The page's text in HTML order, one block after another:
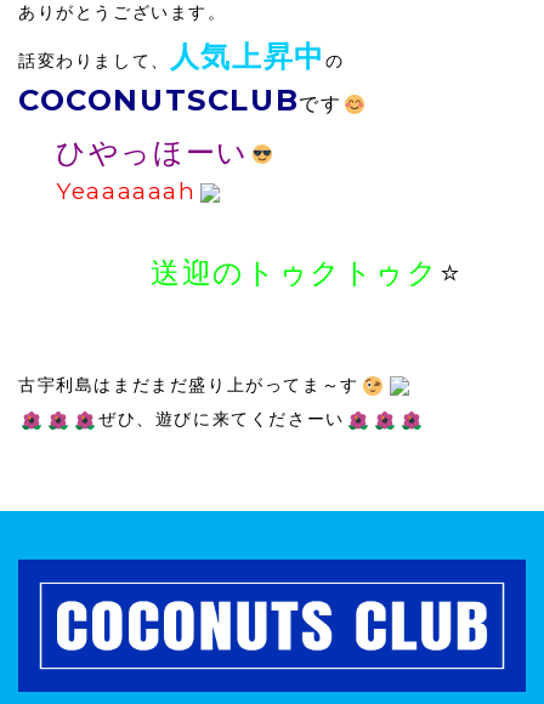
ありがとうございます。
話変わりまして、 人気上昇中 の
COCONUTSCLUBです
ひやっほーい
Yeaaaaaah
送迎のトゥクトゥク ⭐
古宇利島はまだまだ盛り上がってま～す
ぜひ、遊びに来てくださーい